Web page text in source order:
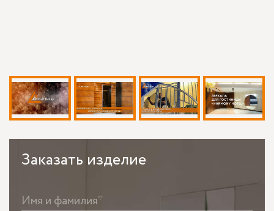
Заказать изделие
Имя и фамилия*